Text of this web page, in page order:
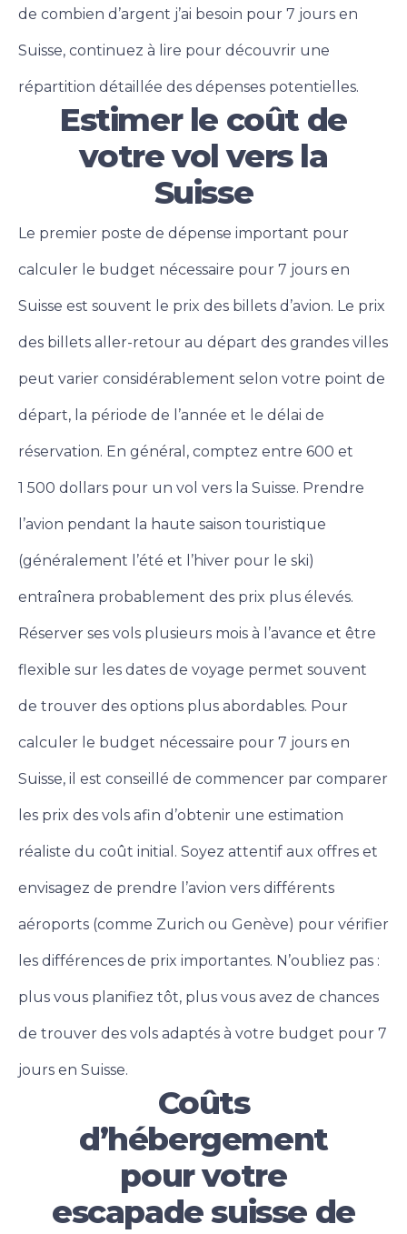
de combien d’argent j’ai besoin pour 7 jours en
Suisse, continuez à lire pour découvrir une
répartition détaillée des dépenses potentielles.
Estimer le coût de
votre vol vers la
Suisse
Le premier poste de dépense important pour
calculer le budget nécessaire pour 7 jours en
Suisse est souvent le prix des billets d’avion. Le prix
des billets aller-retour au départ des grandes villes
peut varier considérablement selon votre point de
départ, la période de l’année et le délai de
réservation. En général, comptez entre 600 et
1 500 dollars pour un vol vers la Suisse. Prendre
l’avion pendant la haute saison touristique
(généralement l’été et l’hiver pour le ski)
entraînera probablement des prix plus élevés.
Réserver ses vols plusieurs mois à l’avance et être
flexible sur les dates de voyage permet souvent
de trouver des options plus abordables. Pour
calculer le budget nécessaire pour 7 jours en
Suisse, il est conseillé de commencer par comparer
les prix des vols afin d’obtenir une estimation
réaliste du coût initial. Soyez attentif aux offres et
envisagez de prendre l’avion vers différents
aéroports (comme Zurich ou Genève) pour vérifier
les différences de prix importantes. N’oubliez pas :
plus vous planifiez tôt, plus vous avez de chances
de trouver des vols adaptés à votre budget pour 7
jours en Suisse.
Coûts
d’hébergement
pour votre
escapade suisse de